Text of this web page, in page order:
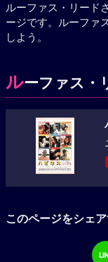
ルーファス・リード
ージです。ルーファ
しよう。
ルーファス・
このページをシェ